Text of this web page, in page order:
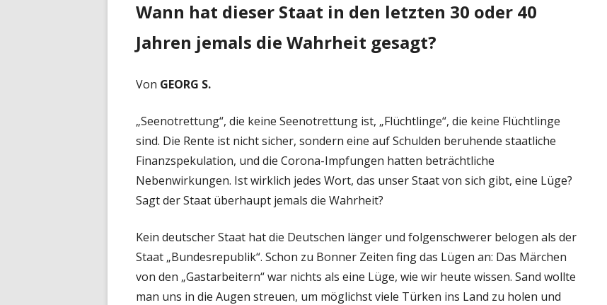
Wann hat dieser Staat in den letzten 30 oder 40
Jahren jemals die Wahrheit gesagt?
Von GEORG S.
„Seenotrettung“, die keine Seenotrettung ist, „Flüchtlinge“, die keine Flüchtlinge
sind. Die Rente ist nicht sicher, sondern eine auf Schulden beruhende staatliche
Finanzspekulation, und die Corona-Impfungen hatten beträchtliche
Nebenwirkungen. Ist wirklich jedes Wort, das unser Staat von sich gibt, eine Lüge?
Sagt der Staat überhaupt jemals die Wahrheit?
Kein deutscher Staat hat die Deutschen länger und folgenschwerer belogen als der
Staat „Bundesrepublik“. Schon zu Bonner Zeiten fing das Lügen an: Das Märchen
von den „Gastarbeitern“ war nichts als eine Lüge, wie wir heute wissen. Sand wollte
man uns in die Augen streuen, um möglichst viele Türken ins Land zu holen und